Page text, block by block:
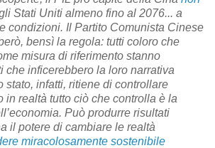
Stati Uniti almeno fino al 2076... a
condizioni. Il Partito Comunista Cinese
bensì la regola: tutti coloro che
misura di riferimento stanno
che inficerebbero la loro narrativa
stato, infatti, ritiene di controllare
in realtà tutto ciò che controlla è la
Può produrre risultati
il potere di cambiare le realtà
miracolosamente sostenibile